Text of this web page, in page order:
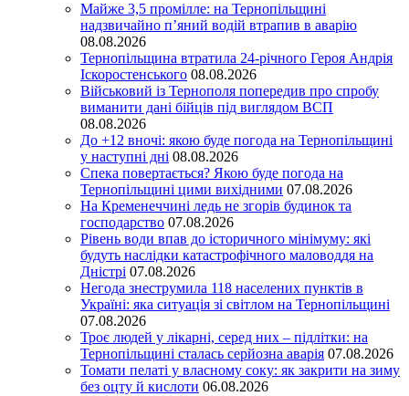
Майже 3,5 промілле: на Тернопільщині
надзвичайно п’яний водій втрапив в аварію
08.08.2026
Тернопільщина втратила 24-річного Героя Андрія
Іскоростенського 08.08.2026
Військовий із Тернополя попередив про спробу
виманити дані бійців під виглядом ВСП
08.08.2026
До +12 вночі: якою буде погода на Тернопільщині
у наступні дні 08.08.2026
Спека повертається? Якою буде погода на
Тернопільщині цими вихідними 07.08.2026
На Кременеччині ледь не згорів будинок та
господарство 07.08.2026
Рівень води впав до історичного мінімуму: які
будуть наслідки катастрофічного маловоддя на
Дністрі 07.08.2026
Негода знеструмила 118 населених пунктів в
Україні: яка ситуація зі світлом на Тернопільщині
07.08.2026
Троє людей у лікарні, серед них – підлітки: на
Тернопільщині сталась серйозна аварія 07.08.2026
Томати пелаті у власному соку: як закрити на зиму
без оцту й кислоти 06.08.2026